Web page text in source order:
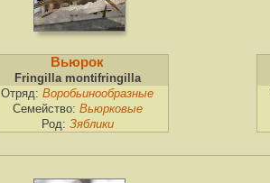
Вьюрок
Fringilla montifringilla
Отряд: Воробьинообразные
Семейство: Вьюрковые
Род: Зяблики